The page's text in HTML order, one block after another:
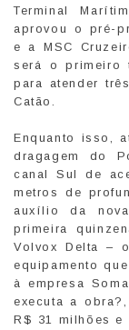
Terminal
aprovou o pré-
e a MSC
será o primeiro
para atender
Catão.
Enquanto isso,
dragagem do
canal Sul de
metros de
auxílio da
primeira
Volvox Delta –
equipamento
à empresa
executa a
R$ 31 milhões e